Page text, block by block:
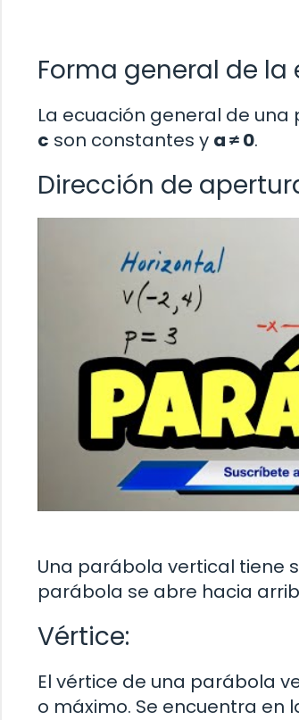
Forma general de la
La ecuación general de
c son constantes y a ≠ 0.
Dirección de
Una parábola vertical tiene
parábola se abre hacia
Vértice:
El vértice de una parábola
o máximo. Se encuentra en